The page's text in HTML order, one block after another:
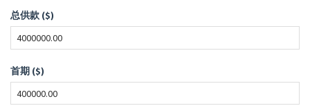
总供款 ($)
首期 ($)